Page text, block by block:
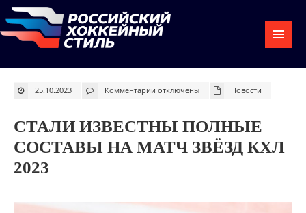
25.10.2023 Комментарии к
полные
составы
на
Матч
Звёзд
отключены Новости
СТАЛИ ИЗВЕСТНЫ ПОЛНЫЕ
СОСТАВЫ НА МАТЧ ЗВЁЗД КХЛ
2023